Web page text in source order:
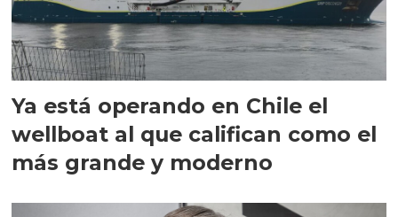
Ya está operando en Chile el
wellboat al que califican como el
más grande y moderno